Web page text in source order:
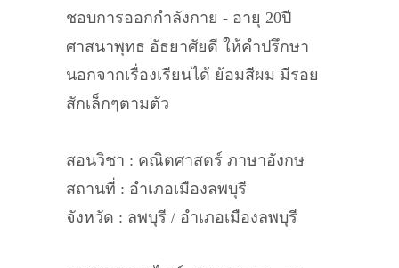
ชอบการออกกำลังกาย - อายุ 20ปี
ศาสนาพุทธ อัธยาศัยดี ให้คำปรึกษา
นอกจากเรื่องเรียนได้ ย้อมสีผม มีรอย
สักเล็กๆตามตัว
สอนวิชา : คณิตศาสตร์ ภาษาอังกษ
สถานที่ : อำเภอเมืองลพบุรี
จังหวัด : ลพบุรี / อำเภอเมืองลพบุรี